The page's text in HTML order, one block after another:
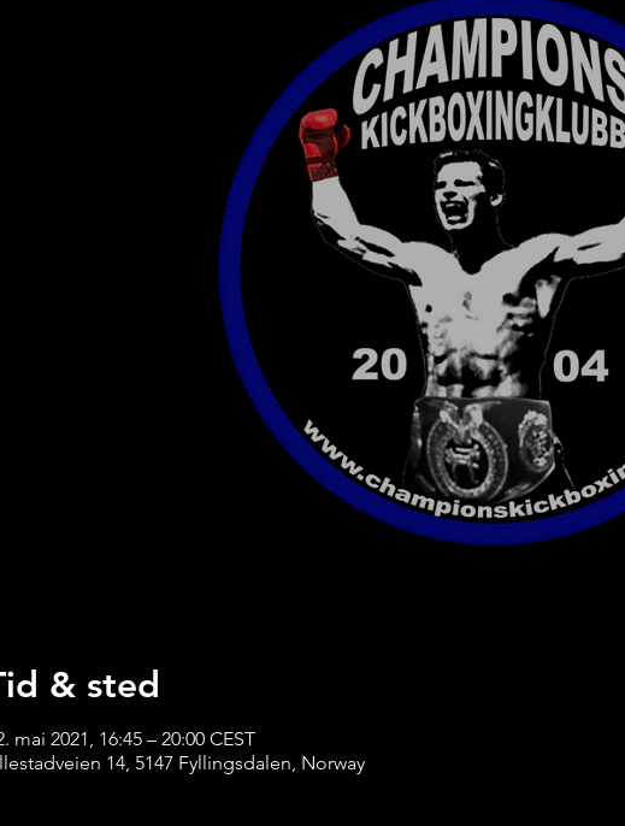
& sted
mai 2021, 16:45 – 20:00 CEST
14, 5147 Fyllingsdalen, Norway